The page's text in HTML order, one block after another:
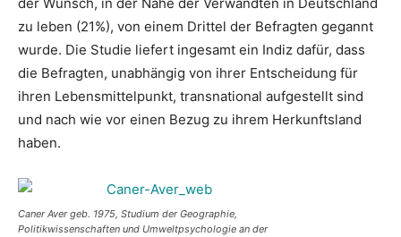
der Wunsch, in der Nähe der Verwandten in Deutschland
zu leben (21%), von einem Drittel der Befragten gegannt
wurde. Die Studie liefert ingesamt ein Indiz dafür, dass
die Befragten, unabhängig von ihrer Entscheidung für
ihren Lebensmittelpunkt, transnational aufgestellt sind
und nach wie vor einen Bezug zu ihrem Herkunftsland
haben.
Caner Aver geb. 1975, Studium der Geographie,
Politikwissenschaften und Umweltpsychologie an der